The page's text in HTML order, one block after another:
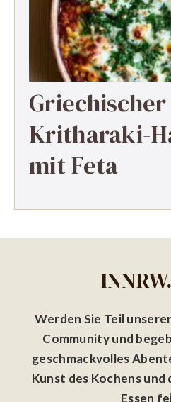
Griechischer
Kritharaki-
mit Feta
Werden Sie Teil
Community und
geschmackvolles
Kunst des Kochens und
Essen